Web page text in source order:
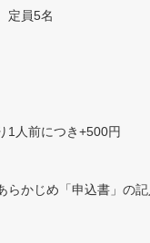
定員5名
1人前につき+500円
らかじめ「申込書」の記